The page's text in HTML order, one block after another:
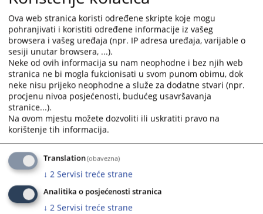
select
a
date.
Press
the
question
mark
key
to
the
keyboard
shortcuts
for
changing
select
a
date.
Press
the
question
mark
key
to
keyboard
shortcuts
for
changing
Trenutno nema vijesti
Ova web stranica koristi određene skripte koje mogu
pohranjivati i koristiti određene informacije iz vašeg
browsera i vašeg uređaja (npr. IP adresa uređaja, varijable o
sesiji unutar browsera, ...).
Neke od ovih informacija su nam neophodne i bez njih web
stranica ne bi mogla fukcionisati u svom punom obimu, dok
neke nisu prijeko neophodne a služe za dodatne stvari (npr.
procjenu nivoa posjećenosti, budućeg usavršavanja
stranice...).
Na ovom mjestu možete dozvoliti ili uskratiti pravo na
korištenje tih informacija.
Translation(obavezna)
↓ 2 Servisi treće strane
Analitika o posjećenosti stranica
↓ 2 Servisi treće strane